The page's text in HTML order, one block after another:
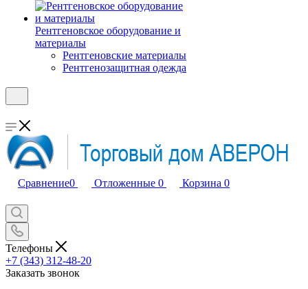
Рентгеновское оборудование и
материалы
Рентгеновские материалы
Рентгенозащитная одежда
Сравнение0 Отложенные 0 Корзина 0
Телефоны
+7 (343) 312-48-20
Заказать звонок